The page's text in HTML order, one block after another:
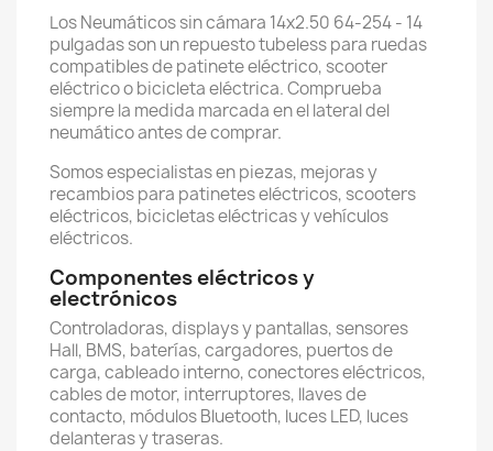
Los Neumáticos sin cámara 14x2.50 64-254 - 14
pulgadas son un repuesto tubeless para ruedas
compatibles de patinete eléctrico, scooter
eléctrico o bicicleta eléctrica. Comprueba
siempre la medida marcada en el lateral del
neumático antes de comprar.
Somos especialistas en piezas, mejoras y
recambios para patinetes eléctricos, scooters
eléctricos, bicicletas eléctricas y vehículos
eléctricos.
Componentes eléctricos y
electrónicos
Controladoras, displays y pantallas, sensores
Hall, BMS, baterías, cargadores, puertos de
carga, cableado interno, conectores eléctricos,
cables de motor, interruptores, llaves de
contacto, módulos Bluetooth, luces LED, luces
delanteras y traseras.